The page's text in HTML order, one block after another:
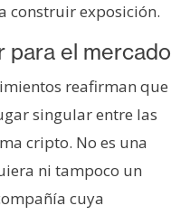
construir exposición.
para el mercado
reafirman que
singular entre las
cripto. No es una
ni tampoco un
cuya